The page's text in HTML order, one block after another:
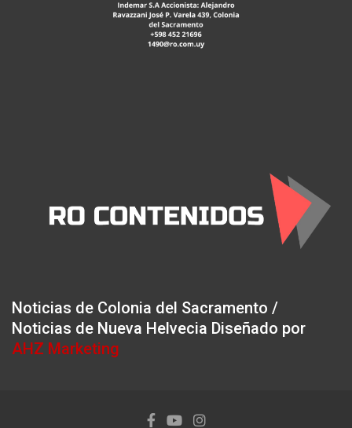
Noticias de Colonia del Sacramento /
Noticias de Nueva Helvecia Diseñado por
AHZ Marketing